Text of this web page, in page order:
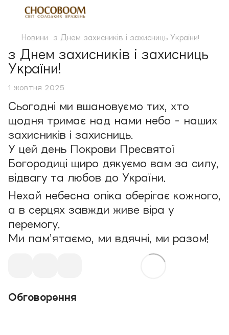
Новини з Днем захисників і захисниць України!
з Днем захисників і захисниць
України!
1 жовтня 2025
Сьогодні ми вшановуємо тих, хто
щодня тримає над нами небо - наших
захисників і захисниць.
У цей день Покрови Пресвятої
Богородиці щиро дякуємо вам за силу,
відвагу та любов до України.
Нехай небесна опіка оберігає кожного,
а в серцях завжди живе віра у
перемогу.
Ми пам’ятаємо, ми вдячні, ми разом!
Обговорення